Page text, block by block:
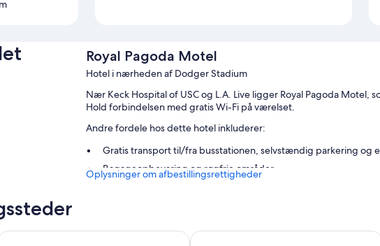
Royal Pagoda Motel
Hotel i nærheden af Dodger Stadium
Nær Keck Hospital of USC og L.A. Live ligger Royal Pagoda Motel,
Hold forbindelsen med gratis Wi-Fi på værelset.
Andre fordele hos dette hotel inkluderer:
Gratis transport til/fra busstationen, selvstændig parkering og
Bagageopbevaring og røgfrie områder
Alle værelser hos Royal Pagoda Motel tilbyder fordele som
Oplysninger om afbestillingsrettigheder
Inn8 by Wyndham Los Angeles DowntownThe Winfield Lofts, A Wyndham